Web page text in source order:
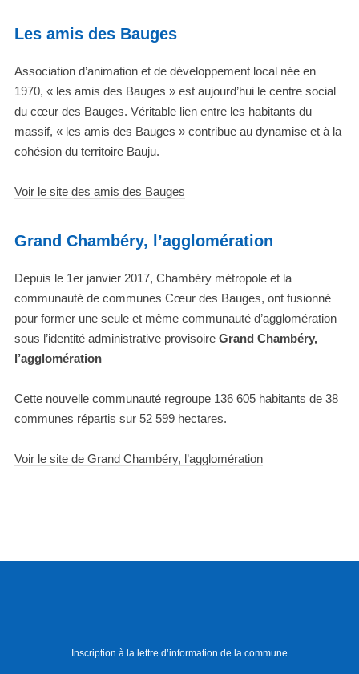
Les amis des Bauges
Association d’animation et de développement local née en
1970, « les amis des Bauges » est aujourd’hui le centre social
du cœur des Bauges. Véritable lien entre les habitants du
massif, « les amis des Bauges » contribue au dynamise et à la
cohésion du territoire Bauju.
Voir le site des amis des Bauges
Grand Chambéry, l’agglomération
Depuis le 1er janvier 2017, Chambéry métropole et la
communauté de communes Cœur des Bauges, ont fusionné
pour former une seule et même communauté d’agglomération
sous l’identité administrative provisoire Grand Chambéry,
l’agglomération
Cette nouvelle communauté regroupe 136 605 habitants de 38
communes répartis sur 52 599 hectares.
Voir le site de Grand Chambéry, l’agglomération
Inscription à la lettre d’information de la commune